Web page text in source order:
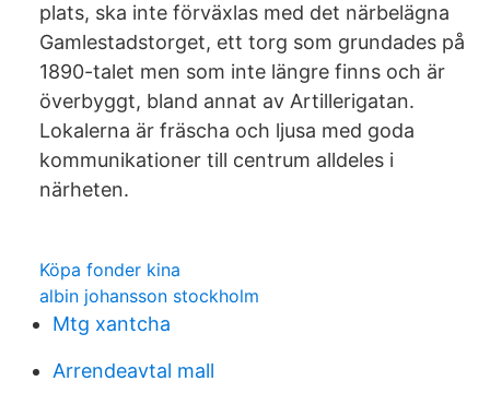
plats, ska inte förväxlas med det närbelägna
Gamlestadstorget, ett torg som grundades på
1890-talet men som inte längre finns och är
överbyggt, bland annat av Artillerigatan.
Lokalerna är fräscha och ljusa med goda
kommunikationer till centrum alldeles i
närheten.
Köpa fonder kina
albin johansson stockholm
Mtg xantcha
Arrendeavtal mall